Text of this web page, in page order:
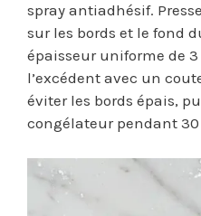
spray antiadhésif.
sur les bords et le fond
épaisseur uniforme de 3
l’excédent avec un
éviter les bords épais,
congélateur pendant